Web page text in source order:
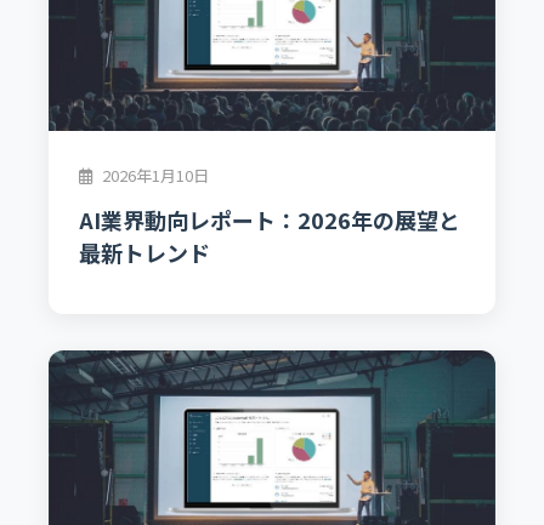
2026年1月10日
AI業界動向レポート：2026年の展望と
最新トレンド